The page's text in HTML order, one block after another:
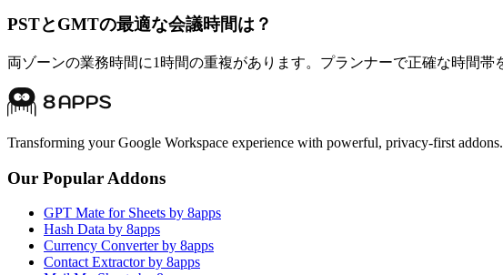
PSTとGMTの最適な会議時間は？
両ゾーンの業務時間に1時間の重複があります。プランナーで正確な時間帯
Transforming your Google Workspace experience with powerful, privacy-first addons.
Our Popular Addons
GPT Mate for Sheets by 8apps
Hash Data by 8apps
Currency Converter by 8apps
Contact Extractor by 8apps